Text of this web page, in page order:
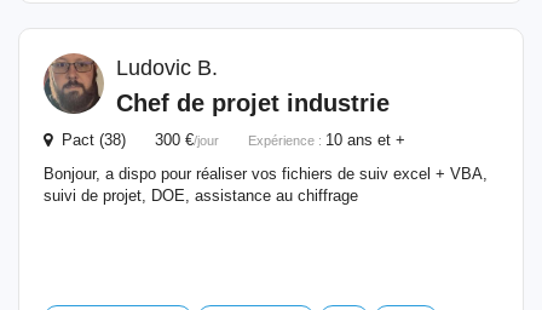
Ludovic B.
Chef de projet industrie
Pact (38) 300 €/jour Expérience : 10 ans et +
Bonjour, a dispo pour réaliser vos fichiers de suiv excel + VBA,
suivi de projet, DOE, assistance au chiffrage